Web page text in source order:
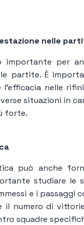
nelle
importante per
partite. È
l'efficacia nelle
situazioni in
forte.
può anche
studiare
e i passaggi
il numero di
squadre